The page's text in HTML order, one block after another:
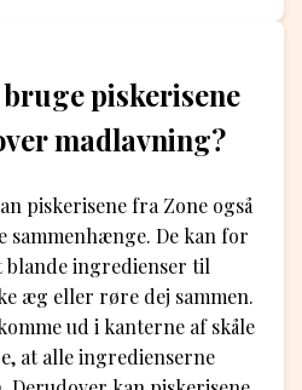
piskerisene
madlavning?
piskerisene fra Zone også
De kan for
blande ingredienser til
æg eller røre dej sammen.
ud i kanterne af skåle
at alle ingredienserne